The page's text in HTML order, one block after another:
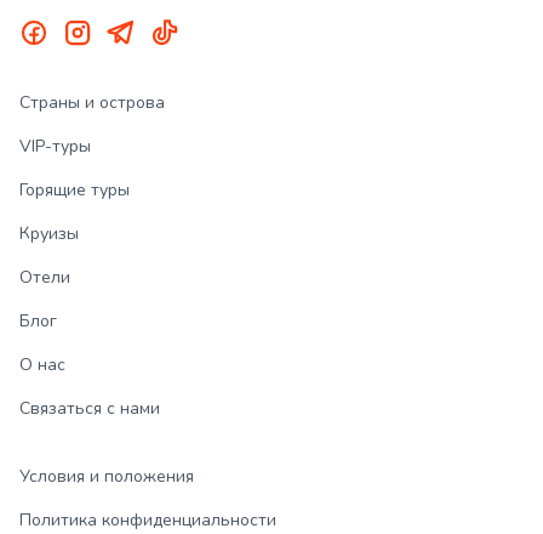
Страны и острова
VIP-туры
Горящие туры
Круизы
Отели
Блог
О нас
Связаться с нами
Условия и положения
Политика конфиденциальности